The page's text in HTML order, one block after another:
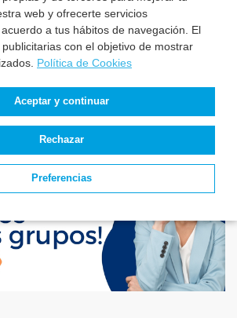
web y ofrecerte servicios
a tus hábitos de navegación. El
con el objetivo de mostrar
Política de Cookies
Aceptar y continuar
Rechazar
Preferencias
y